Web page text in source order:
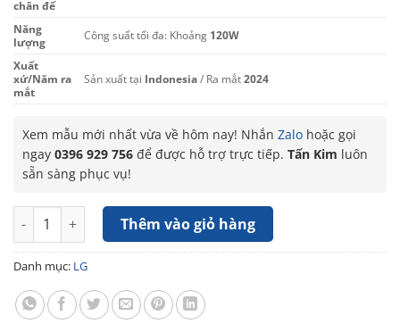
chân đế
Năng
lượng
Công suất tối đa: Khoảng 120W
Xuất
xứ/Năm ra
mắt
Sản xuất tại Indonesia/ Ra mắt2024
Xem mẫu mới nhất vừa về hôm nay! Nhắn Zalo hoặc gọi
ngay 0396 929 756 để được hỗ trợ trực tiếp. Tấn Kim luôn
sẵn sàng phục vụ!
Smart Tivi LG AI 4K 43 inch 43UA8450PSA số lượng
Thêm vào giỏ hàng
Danh mục: LG